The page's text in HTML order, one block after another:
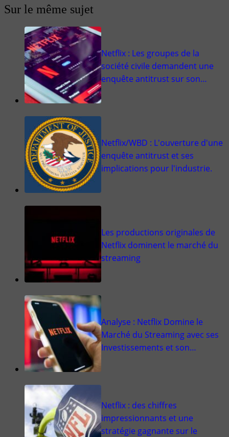
Sur le même sujet
Netflix : Les groupes de la
société civile demandent une
enquête antitrust sur son…
Netflix/WBD : L'ouverture d'une
enquête antitrust et ses
implications pour l'industrie.
Les productions originales de
Netflix dominent le marché du
streaming
Analyse : Netflix Domine le
Marché du Streaming avec ses
Investissements et son…
Netflix : des chiffres
impressionnants et une
stratégie gagnante sur le